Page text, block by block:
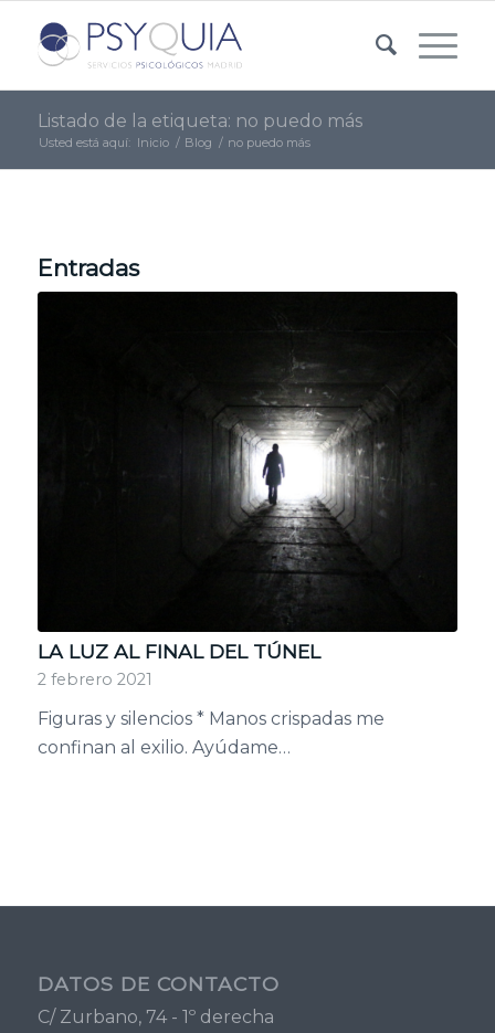
Listado de la etiqueta: no puedo más
Usted está aquí: Inicio / Blog / no puedo más
Entradas
LA LUZ AL FINAL DEL TÚNEL
2 febrero 2021
Figuras y silencios * Manos crispadas me
confinan al exilio. Ayúdame…
DATOS DE CONTACTO
C/ Zurbano, 74 - 1º derecha